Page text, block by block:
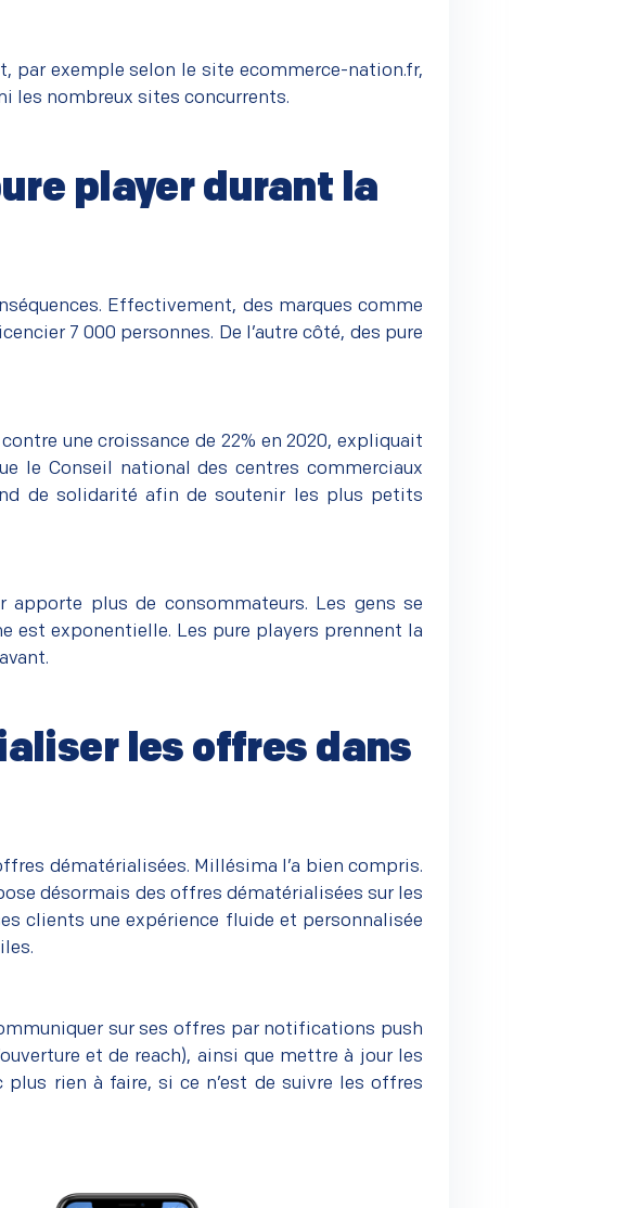
par exemple selon le site ecommerce-nation.fr,
les nombreux sites concurrents.
player durant la
Effectivement, des marques comme
7 000 personnes. De l’autre côté, des pure
une croissance de 22% en 2020, expliquait
le Conseil national des centres commerciaux
de solidarité afin de soutenir les plus petits
plus de consommateurs. Les gens se
est exponentielle. Les pure players prennent la
les offres dans
dématérialisées. Millésima l’a bien compris.
désormais des offres dématérialisées sur les
clients une expérience fluide et personnalisée
sur ses offres par notifications push
et de reach), ainsi que mettre à jour les
rien à faire, si ce n’est de suivre les offres